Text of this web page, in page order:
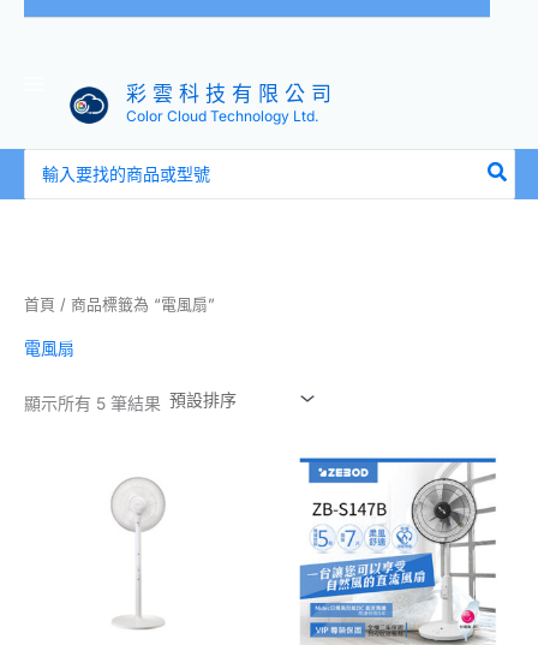
彩 雲 科 技 有 限 公 司
Color Cloud Technology Ltd.
尋：
首頁 / 商品標籤為 “電風扇”
電風扇
顯示所有 5 筆結果